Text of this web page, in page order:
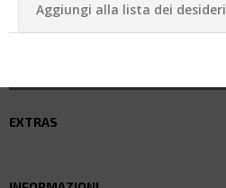
Aggiungi alla lista dei desideri
EXTRAS